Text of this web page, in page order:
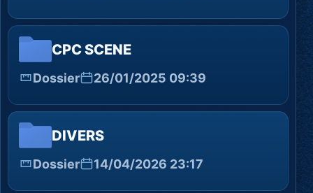
CPC SCENE
Dossier 26/01/2025 09:39
DIVERS
Dossier 14/04/2026 23:17